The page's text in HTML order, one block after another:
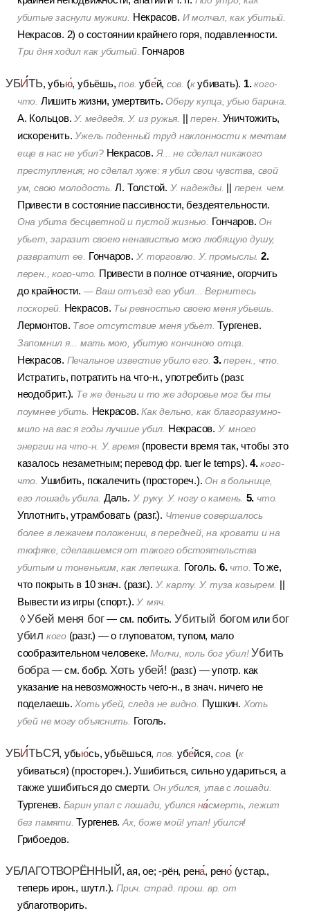
убитые заснули мужики.
Некрасов. И молчал, как убитый.
Некрасов. 2) о состоянии крайнего горя, подавленности.
Три дня ходил как убитый. Гончаров
УБИТЬ, убью, убьёшь,пов. убей, сов. (кубивать). 1. кого-
что. Лишить жизни, умертвить. Оберу купца, убью барина.
А. Кольцов.У. медведя. У. из ружья. ||перен. Уничтожить,
искоренить. Ужель поденный труд наклонности к мечтам
еще в нас не убил?Некрасов. Я... не сделал никакого
преступления; но сделал хуже: я убил свои чувства, свой
ум, свою молодость. Л. Толстой. У. надежды. перен. чем.
Привести в состояние пассивности, бездеятельности.
Она убита бесцветной и пустой жизнью. Гончаров. Он
убьет, заразит своею ненавистью мою любящую душу,
развратит ее.
Гончаров. У. торговлю. У. промыслы. 2.
перен., кого-что. Привести в полное отчаяние, огорчить
до крайности. — Ваш отъезд его убил... Вернитесь
поскорей.
Некрасов. Ты ревностью своею меня убьешь.
Лермонтов. Твое отсутствие меня убьет. Тургенев.
Запомнил я... мать мою, убитую кончиною отца.
Некрасов. Печальное известие убило его. 3. перен., что.
Истратить, потратить на что-н., употребить (разг.
неодобрит.). Те же деньги и то же здоровье мог бы ты
поумнее убить.
Некрасов.Как дельно, как благоразумно-
мило на вас я годы лучшие убил.
Некрасов. У. много
энергии на что-н. У. время (провести время так, чтобы это
казалось незаметным; перевод фр. tuer le temps). 4. кого-
что. Ушибить, покалечить (простореч.). Он в больнице,
его лошадь убила. Даль. У. руку. У. ногу о камень. 5. что.
Уплотнить, утрамбовать (разг.). Чтение совершалось
более в лежачем положении, в передней, на кровати и на
тюфяке, сделавшемся от такого обстоятельства
убитым и тоненьким, как лепешка.
Гоголь. 6. что. То же,
что покрыть в 10 знач. (разг.). У. карту. У. туза козырем.
Вывести из игры (спорт.). У. мяч.
◊Убей меня бог — см. побить. Убитый богом или бог
убил кого(разг.) — о глуповатом, тупом, мало
сообразительном человеке. Молчи, коль бог убил! Убить
бобра — см. бобр. Хоть убей! (разг.) — употр. как
указание на невозможность чего-н., в знач. ничего не
поделаешь. Хоть убей, следа не видно. Пушкин. Хоть
убей не могу объяснить.
Гоголь.
УБИТЬСЯ, убьюсь, убьёшься, пов. убейся,сов. (к
убиваться) (простореч.).Ушибиться, сильно удариться, а
также ушибиться до смерти. Он убился, упав с лошади.
Тургенев. Барин упал с лошади, убился насмерть, лежит
без памяти. Тургенев.Ах, боже мой! упал! убился!
Грибоедов.
УБЛАГОТВОРЁННЫЙ, ая, ое; -рён, рена, рено(устар.,
теперь ирон., шутл.).Прич. страд. прош. вр. от
ублаготворить.